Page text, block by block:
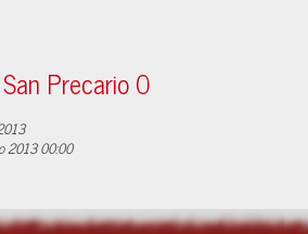
Precario 0
2013 00:00